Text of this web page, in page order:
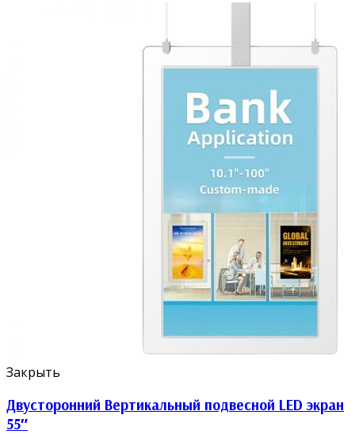
Закрыть
Двусторонний Вертикальный подвесной LED экран
55″